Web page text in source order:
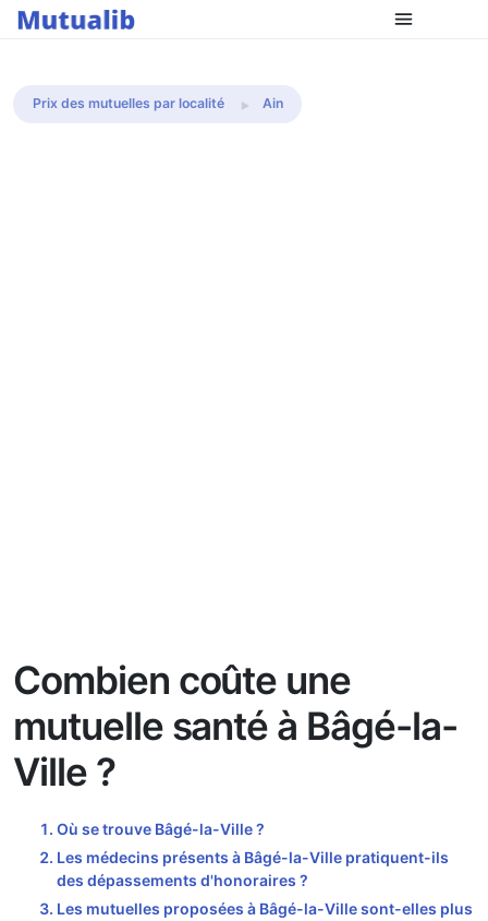
Comparer les mutuelles
Prix des mutuelles par localité Ain
Combien coûte une
mutuelle santé à Bâgé-la-
Ville ?
Où se trouve Bâgé-la-Ville ?
Les médecins présents à Bâgé-la-Ville pratiquent-ils
des dépassements d'honoraires ?
Les mutuelles proposées à Bâgé-la-Ville sont-elles plus